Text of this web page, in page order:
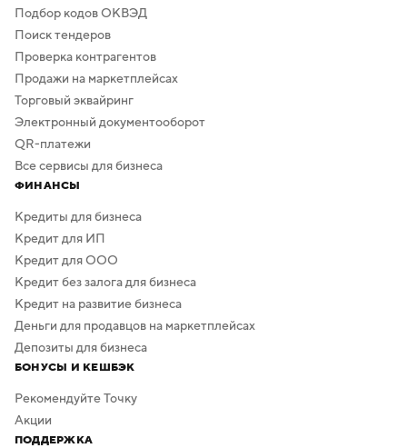
Подбор кодов ОКВЭД
Поиск тендеров
Проверка контрагентов
Продажи на маркетплейсах
Торговый эквайринг
Электронный документооборот
QR-платежи
Все сервисы для бизнеса
ФИНАНСЫ
Кредиты для бизнеса
Кредит для ИП
Кредит для ООО
Кредит без залога для бизнеса
Кредит на развитие бизнеса
Деньги для продавцов на маркетплейсах
Депозиты для бизнеса
БОНУСЫ И КЕШБЭК
Рекомендуйте Точку
Акции
ПОДДЕРЖКА